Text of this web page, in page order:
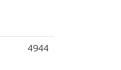
4944